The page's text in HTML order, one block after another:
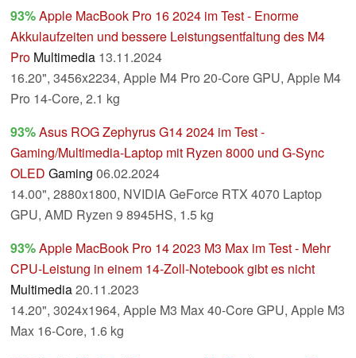
93%Apple MacBook Pro 16 2024 im Test - Enorme
Akkulaufzeiten und bessere Leistungsentfaltung des M4
Pro Multimedia 13.11.2024
16.20", 3456x2234, Apple M4 Pro 20-Core GPU, Apple M4
Pro 14-Core, 2.1 kg
93%Asus ROG Zephyrus G14 2024 im Test -
Gaming/Multimedia-Laptop mit Ryzen 8000 und G-Sync
OLED Gaming 06.02.2024
14.00", 2880x1800, NVIDIA GeForce RTX 4070 Laptop
GPU, AMD Ryzen 9 8945HS, 1.5 kg
93%Apple MacBook Pro 14 2023 M3 Max im Test - Mehr
CPU-Leistung in einem 14-Zoll-Notebook gibt es nicht
Multimedia20.11.2023
14.20", 3024x1964, Apple M3 Max 40-Core GPU, Apple M3
Max 16-Core, 1.6 kg